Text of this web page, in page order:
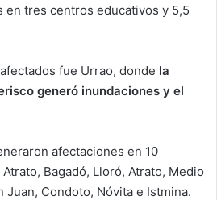
en tres centros educativos y 5,5
fue Urrao, donde la
generó inundaciones y el
afectaciones en 10
Bagadó, Lloró, Atrato, Medio
Juan, Condoto, Nóvita e Istmina.